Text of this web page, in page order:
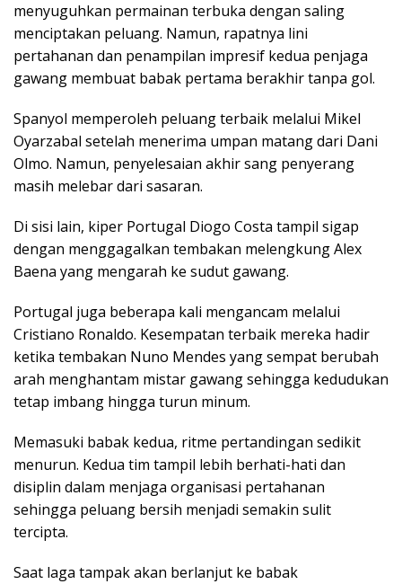
menyuguhkan permainan terbuka dengan saling
menciptakan peluang. Namun, rapatnya lini
pertahanan dan penampilan impresif kedua penjaga
gawang membuat babak pertama berakhir tanpa gol.
Spanyol memperoleh peluang terbaik melalui Mikel
Oyarzabal setelah menerima umpan matang dari Dani
Olmo. Namun, penyelesaian akhir sang penyerang
masih melebar dari sasaran.
Di sisi lain, kiper Portugal Diogo Costa tampil sigap
dengan menggagalkan tembakan melengkung Alex
Baena yang mengarah ke sudut gawang.
Portugal juga beberapa kali mengancam melalui
Cristiano Ronaldo. Kesempatan terbaik mereka hadir
ketika tembakan Nuno Mendes yang sempat berubah
arah menghantam mistar gawang sehingga kedudukan
tetap imbang hingga turun minum.
Memasuki babak kedua, ritme pertandingan sedikit
menurun. Kedua tim tampil lebih berhati-hati dan
disiplin dalam menjaga organisasi pertahanan
sehingga peluang bersih menjadi semakin sulit
tercipta.
Saat laga tampak akan berlanjut ke babak